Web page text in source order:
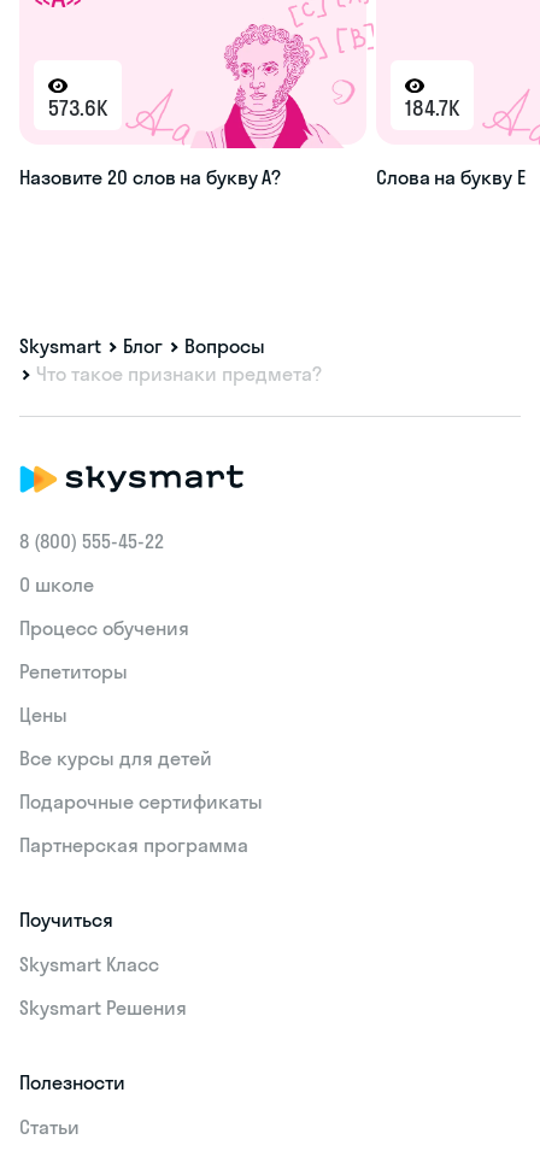
573.6K
Назовите 20 слов на букву А?
184.7K
Слова на букву Е
Skysmart Блог
Вопросы
Что такое признаки предмета?
8 (800) 555‑45-22
О школе
Процесс обучения
Репетиторы
Цены
Все курсы для детей
Подарочные сертификаты
Партнерская программа
Поучиться
Skysmart Класс
Skysmart Решения
Полезности
Статьи